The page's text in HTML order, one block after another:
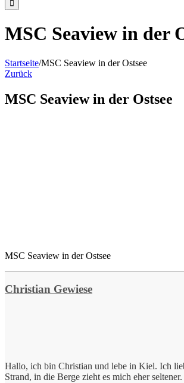
MSC Seaview in der
Startseite/MSC Seaview in der Ostsee
Zurück
MSC Seaview in der Ostsee
MSC Seaview in der Ostsee
Christian Gewiese
Hallo, ich bin Christian und lebe in Kiel. Ich
Strand, in die Berge zieht es mich eher seltener.